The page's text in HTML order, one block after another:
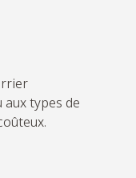
types de